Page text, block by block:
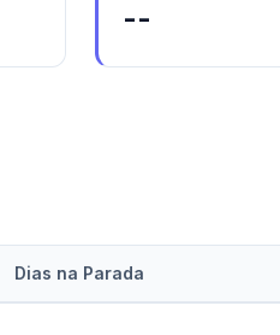
--
Dias na Parada